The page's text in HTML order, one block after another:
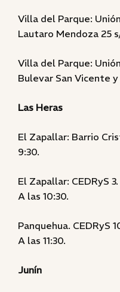
Villa del Parque:
Lautaro Mendoza 25
Villa del Parque:
Bulevar San Vicente y
Las Heras
El Zapallar: Barrio
9:30.
El Zapallar: CEDRyS
A las 10:30.
Panquehua. CEDRyS
A las 11:30.
Junín